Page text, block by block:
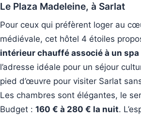
Le Plaza Madeleine, à Sarlat
Pour ceux qui préfèrent loger au
médiévale, cet hôtel 4 étoiles
intérieur chauffé associé à un
l’adresse idéale pour un séjour
pied d’œuvre pour visiter Sarlat
Les chambres sont élégantes, le
Budget : 160 € à 280 € la nuit.